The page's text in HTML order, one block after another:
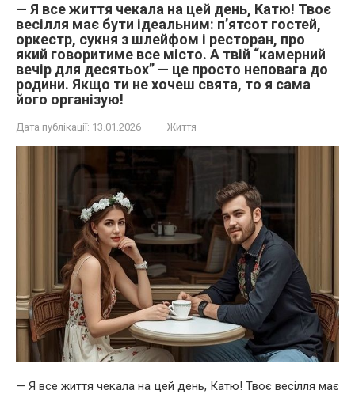
— Я все життя чекала на цей день, Катю! Твоє
весілля має бути ідеальним: п’ятсот гостей,
оркестр, сукня з шлейфом і ресторан, про
який говоритиме все місто. А твій “камерний
вечір для десятьох” — це просто неповага до
родини. Якщо ти не хочеш свята, то я сама
його організую!
Дата публікації: 13.01.2026 Життя
— Я все життя чекала на цей день, Катю! Твоє весілля має